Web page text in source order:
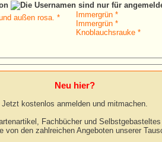
außen rosa. *
Immergrün *
Immergrün *
Knoblauchsrauke *
Neu hier?
Jetzt kostenlos anmelden und mitmachen.
Fachbücher und
von den zahlreichen Angeboten unserer